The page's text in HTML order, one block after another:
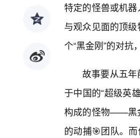
特定的怪兽或机
与观众见面的顶
个“黑金刚”的对
故事要从五
于中国的“超级英
构成的怪物——黑
的动捕🎯团队。